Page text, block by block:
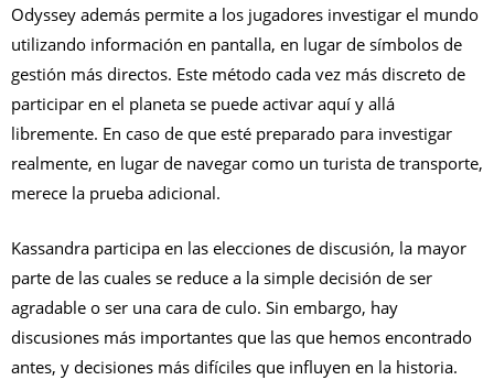
Odyssey además permite a los jugadores investigar el mundo
utilizando información en pantalla, en lugar de símbolos de
gestión más directos. Este método cada vez más discreto de
participar en el planeta se puede activar aquí y allá
libremente. En caso de que esté preparado para investigar
realmente, en lugar de navegar como un turista de transporte,
merece la prueba adicional.
Kassandra participa en las elecciones de discusión, la mayor
parte de las cuales se reduce a la simple decisión de ser
agradable o ser una cara de culo. Sin embargo, hay
discusiones más importantes que las que hemos encontrado
antes, y decisiones más difíciles que influyen en la historia.